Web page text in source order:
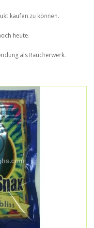
kaufen zu können.
heute.
als Räucherwerk.